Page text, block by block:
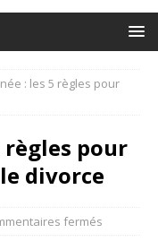
: les 5 règles pour
règles pour
divorce
fermés